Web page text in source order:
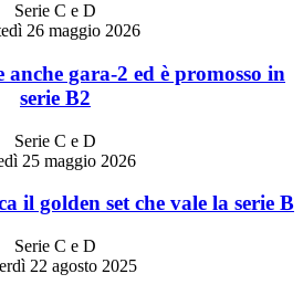
Serie C e D
26 maggio 2026
gara-2 ed è promosso in
serie B2
Serie C e D
25 maggio 2026
il golden set che vale la serie B
Serie C e D
22 agosto 2025